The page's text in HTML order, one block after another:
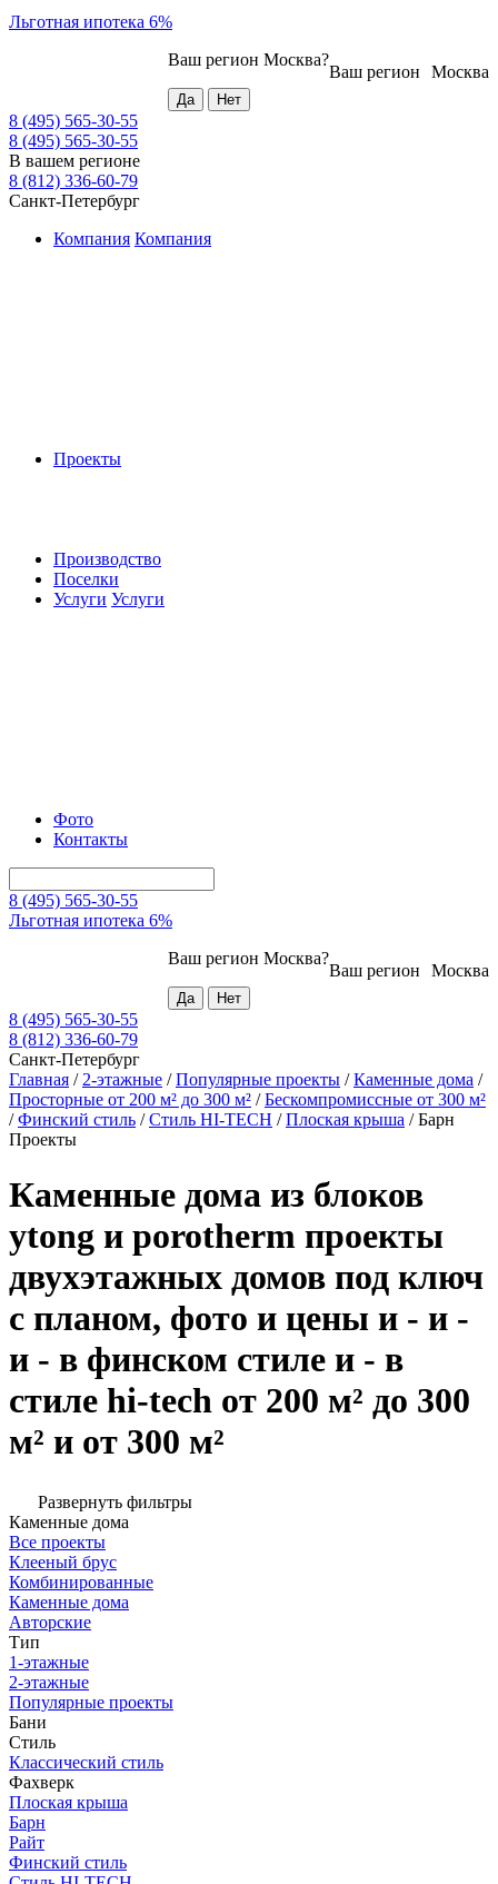
Льготная ипотека 6%
Москва
Ваш регион
Ваш регион Москва?
8 (495) 565-30-55
8 (495) 565-30-55
В вашем регионе
8 (812) 336-60-79
Санкт-Петербург
Компания Компания
Проекты
Производство
Поселки
Услуги Услуги
Фото
Контакты
8 (495) 565-30-55
Льготная ипотека 6%
Москва
Ваш регион
Ваш регион Москва?
8 (495) 565-30-55
8 (812) 336-60-79
Санкт-Петербург
Главная / 2-этажные /Популярные проекты /Каменные дома /
Просторные от 200 м² до 300 м² /Бескомпромиссные от 300 м²
/Финский стиль /Стиль HI-TECH /Плоская крыша /Барн
Проекты
Каменные дома из блоков
ytong и porotherm проекты
двухэтажных домов под ключ
с планом, фото и цены и - и -
и - в финском стиле и - в
стиле hi-tech от 200 м² до 300
м² и от 300 м²
Развернуть фильтры
Каменные дома
Все проекты
Клееный брус
Комбинированные
Каменные дома
Авторские
Тип
1-этажные
2-этажные
Популярные проекты
Бани
Стиль
Классический стиль
Фахверк
Плоская крыша
Барн
Райт
Финский стиль